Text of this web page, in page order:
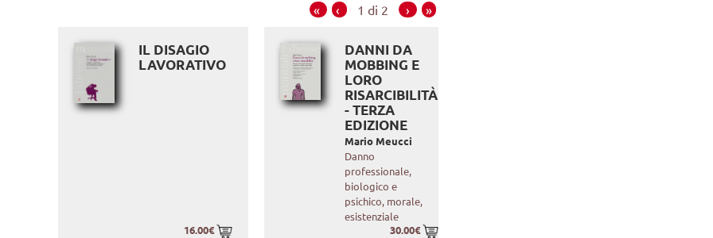
« ‹ 1 di 2 › »
IL DISAGIO
LAVORATIVO
16.00€
DANNI DA
MOBBING E
LORO
RISARCIBILITÀ
- TERZA
EDIZIONE
Mario Meucci
Danno
professionale,
biologico e
psichico, morale,
esistenziale
30.00€